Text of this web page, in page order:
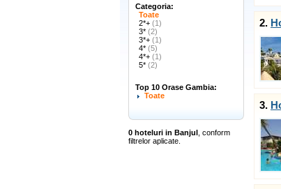
Categoria:
Toate
2*+ (1)
3* (2)
3*+ (1)
4* (5)
4*+ (1)
5* (2)
Top 10 Orase Gambia:
Toate
0 hoteluri in Banjul , conform
filtrelor aplicate.
2.
3.